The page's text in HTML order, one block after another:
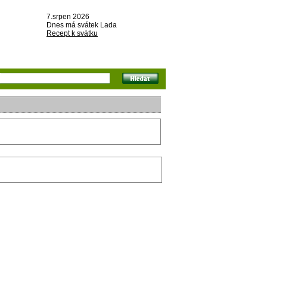
7.srpen 2026
Dnes má svátek Lada
Recept k svátku